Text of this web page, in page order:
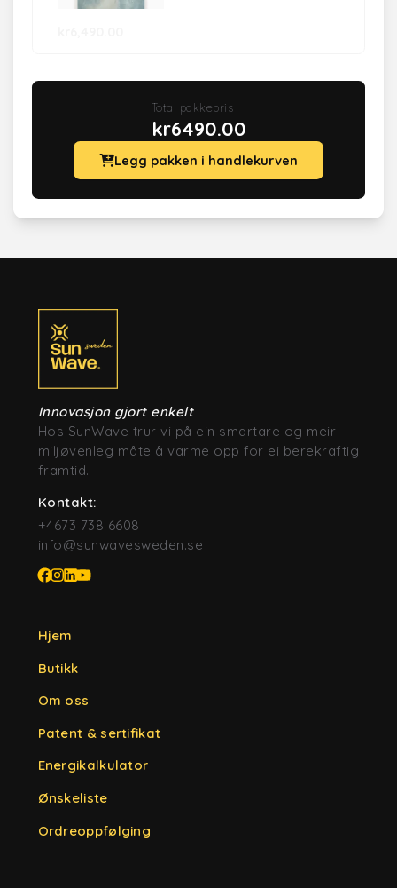
Total pakkepris
kr6490.00
Legg pakken i handlekurven
Innovasjon gjort enkelt
Hos SunWave trur vi på ein smartare og meir
miljøvenleg måte å varme opp for ei berekraftig
framtid.
Kontakt:
+4673 738 6608
info@sunwavesweden.se
Hjem
Butikk
Om oss
Patent & sertifikat
Energikalkulator
Ønskeliste
Ordreoppfølging